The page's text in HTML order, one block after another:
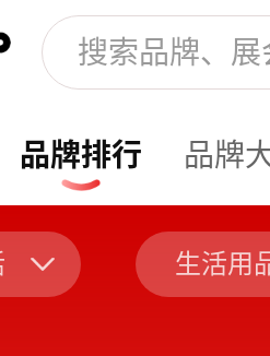
品牌排行 品牌
生活用